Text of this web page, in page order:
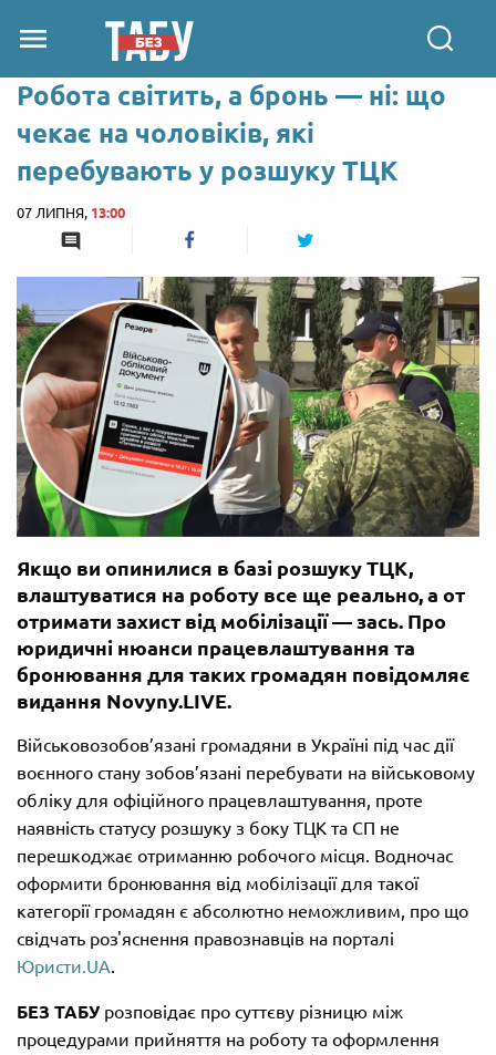
Робота світить, а бронь — ні: що
чекає на чоловіків, які
перебувають у розшуку ТЦК
07 ЛИПНЯ, 13:00
Якщо ви опинилися в базі розшуку ТЦК,
влаштуватися на роботу все ще реально, а от
отримати захист від мобілізації — зась. Про
юридичні нюанси працевлаштування та
бронювання для таких громадян повідомляє
видання Novyny.LIVE.
Військовозобов’язані громадяни в Україні під час дії
воєнного стану зобов’язані перебувати на військовому
обліку для офіційного працевлаштування, проте
наявність статусу розшуку з боку ТЦК та СП не
перешкоджає отриманню робочого місця. Водночас
оформити бронювання від мобілізації для такої
категорії громадян є абсолютно неможливим, про що
свідчать роз'яснення правознавців на порталі
Юристи.UA.
БЕЗ ТАБУрозповідає про суттєву різницю між
процедурами прийняття на роботу та оформлення